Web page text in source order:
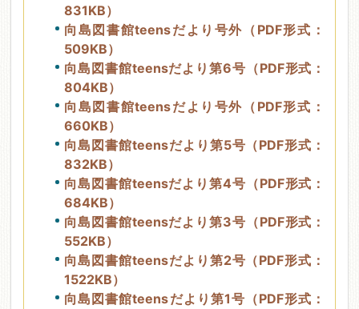
831KB）
向島図書館teensだより号外（PDF形式：
509KB）
向島図書館teensだより第6号（PDF形式：
804KB）
向島図書館teensだより号外（PDF形式：
660KB）
向島図書館teensだより第5号（PDF形式：
832KB）
向島図書館teensだより第4号（PDF形式：
684KB）
向島図書館teensだより第3号（PDF形式：
552KB）
向島図書館teensだより第2号（PDF形式：
1522KB）
向島図書館teensだより第1号（PDF形式：